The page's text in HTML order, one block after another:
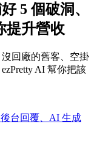
5 個破洞、
提升營收
回廠的舊客、空掛
AI 幫你把該